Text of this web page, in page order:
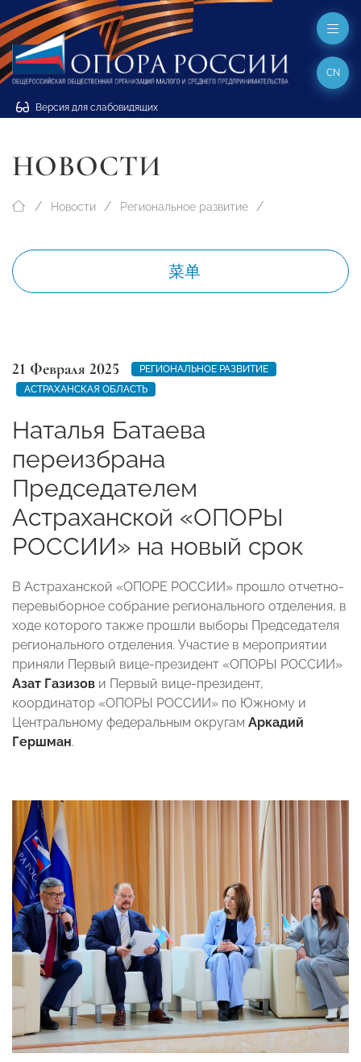
Версия для слабовидящих
CN
НОВОСТИ
Новости Региональное развитие
菜单
21 Февраля 2025
РЕГИОНАЛЬНОЕ РАЗВИТИЕ
АСТРАХАНСКАЯ ОБЛАСТЬ
Наталья Батаева
переизбрана
Председателем
Астраханской «ОПОРЫ
РОССИИ» на новый срок
В Астраханской «ОПОРЕ РОССИИ» прошло отчетно-
перевыборное собрание регионального отделения, в
ходе которого также прошли выборы Председателя
регионального отделения. Участие в мероприятии
приняли Первый вице-президент «ОПОРЫ РОССИИ»
Азат Газизов и Первый вице-президент,
координатор «ОПОРЫ РОССИИ» по Южному и
Центральному федеральным округам Аркадий
Гершман.